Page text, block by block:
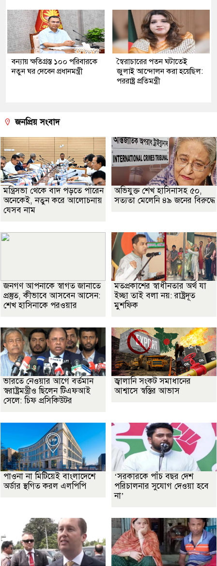
বন্যায় ক্ষতিগ্রস্ত ১০০ পরিবারকে
নতুন ঘর দেবেন প্রধানমন্ত্রী
স্বৈরাচারের পতন ঘটাতেই
জুলাই আন্দোলন করা হয়েছিল:
পররাষ্ট্র প্রতিমন্ত্রী
জনপ্রিয় সংবাদ
মন্ত্রিসভা থেকে বাদ পড়তে পারেন
অনেকেই, নতুন করে আলোচনায়
যেসব নাম
অভিযুক্ত শেখ হাসিনাসহ ৫০,
সত্যতা মেলেনি ৪৯ জনের বিরুদ্ধে
জনগণ আপনাকে স্বাগত জানাতে
প্রস্তুত, কীভাবে আসবেন আসেন:
শেখ হাসিনাকে পরওয়ার
মতপ্রকাশের স্বাধীনতার অর্থ যা
ইচ্ছা তাই বলা নয়: রাষ্ট্রদূত
মুশফিক
ভারতে নেওয়ার আগে বর্তমান
স্বরাষ্ট্রমন্ত্রীও ছিলেন টিএফআই
সেলে: চিফ প্রসিকিউটর
জ্বালানি সংকট সমাধানের
আশ্বাসে স্বস্তির আভাস
পাওনা না মিটিয়েই বাংলাদেশে
অর্ডার স্থগিত করল এলপিপি
‘সরকারকে পাঁচ বছর দেশ
পরিচালনার সুযোগ দেওয়া হবে
না’